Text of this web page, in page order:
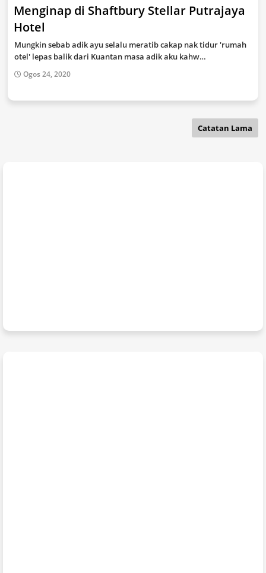
Menginap di Shaftbury Stellar Putrajaya
Hotel
Mungkin sebab adik ayu selalu meratib cakap nak tidur 'rumah
otel' lepas balik dari Kuantan masa adik aku kahw…
Ogos 24, 2020
Catatan Lama